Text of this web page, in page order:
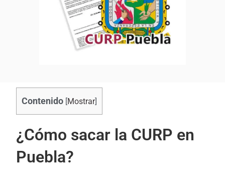
Contenido [Mostrar]
¿Cómo sacar la CURP en
Puebla?